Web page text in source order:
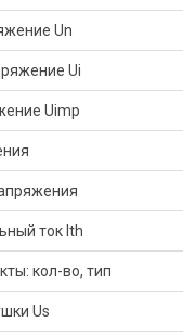
Un
Ui
Uimp
ток Ith
кол-во, тип
Us